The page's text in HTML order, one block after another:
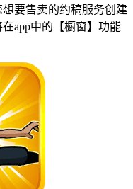
要售卖的约稿服务创建
app中的【橱窗】功能